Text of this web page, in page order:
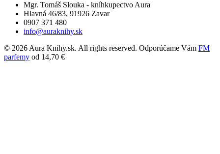
Mgr. Tomáš Slouka - kníhkupectvo Aura
Hlavná 46/83, 91926 Zavar
0907 371 480
info@auraknihy.sk
© 2026 Aura Knihy.sk. All rights reserved. Odporúčame Vám FM
parfemy od 14,70 €